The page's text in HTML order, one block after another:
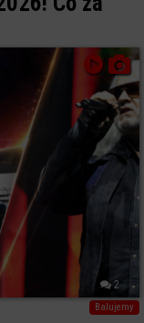
2
Balujemy